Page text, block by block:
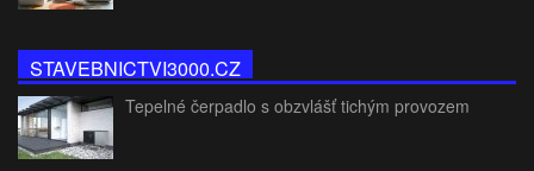
STAVEBNICTVI3000.CZ
Tepelné čerpadlo s obzvlášť tichým provozem